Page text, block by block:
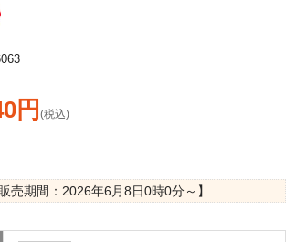
円 (税込)
販売期間： 2026年6月8日0時0分～】